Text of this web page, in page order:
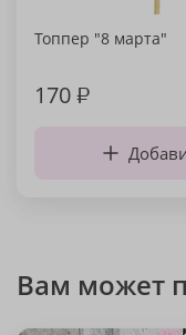
Топпер "8 марта"
170₽
Вам может